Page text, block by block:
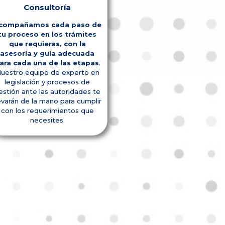
Consultoría
cada paso de
proceso en los trámites
que requieras, con la
asesoría y guía adecuada
cada una de las etapas.
equipo de experto en
legislación y procesos de
ante las autoridades te
de la mano para cumplir
con los requerimientos que
necesites.